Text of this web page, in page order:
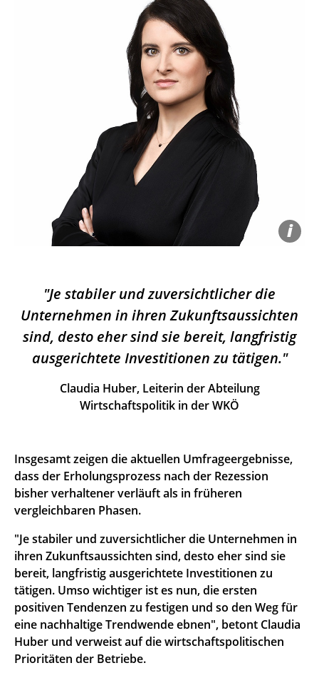
i
Je stabiler und zuversichtlicher die
Unternehmen in ihren Zukunftsaussichten
sind, desto eher sind sie bereit, langfristig
ausgerichtete Investitionen zu tätigen.
Claudia Huber, Leiterin der Abteilung
Wirtschaftspolitik in der WKÖ
Insgesamt zeigen die aktuellen Umfrageergebnisse,
dass der Erholungsprozess nach der Rezession
bisher verhaltener verläuft als in früheren
vergleichbaren Phasen.
"Je stabiler und zuversichtlicher die Unternehmen in
ihren Zukunftsaussichten sind, desto eher sind sie
bereit, langfristig ausgerichtete Investitionen zu
tätigen. Umso wichtiger ist es nun, die ersten
positiven Tendenzen zu festigen und so den Weg für
eine nachhaltige Trendwende ebnen", betont Claudia
Huber und verweist auf die wirtschaftspolitischen
Prioritäten der Betriebe.